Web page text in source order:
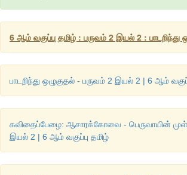
2.இந்தப் பாடலில் கூறப்படும்
அதிகாரங்களின் தலைப்புகளைப் பட்டியலிடுக.
விடை
(iv)இன்னா செய்யாமை
(v)கல்வி
6 ஆம் வகுப்பு தமிழ் : பருவம் 2 இயல் 2 : பாடறிந்து
பாடறிந்து ஒழுகுதல் - பருவம் 2 இயல் 2 | 6 ஆம்
கவிதைப்பேழை: ஆசாரக்கோவை - பெருவாயின்
இயல் 2 | 6 ஆம் வகுப்பு தமிழ்